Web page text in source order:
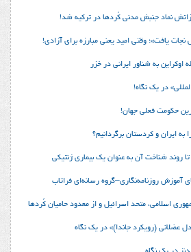
نماد جنبش مدنی کُردها در ترکیه شد!
یافت»؛ وقتی امید یعنی مبارزه برای آزادی!
به شناور ایرانی در خزر
در یک نگاه!
حکومت فعلی جهان!
به ایران و کردستان برگردانیم؟
تا روند شناخت آن به عنوان یک بیماری ژنتیکی
آموزش روزنامه‌نگاری–گروه رسانه‌ای فراتاب
اسلامی، متحد اسرائیل و از معدود حامیان کُردها
عضلانی (رویکرد جاندا)» در یک نگاه